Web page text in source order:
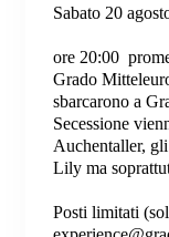
Sabato 20
ore 20:00
Grado
sbarcarono a
Secessione
Auchentaller,
Lily ma
Posti limitati